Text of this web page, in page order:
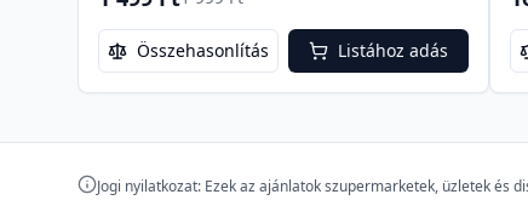
Összehasonlítás Listához adás
Jogi nyilatkozat: Ezek az ajánlatok szupermarketek, üzletek